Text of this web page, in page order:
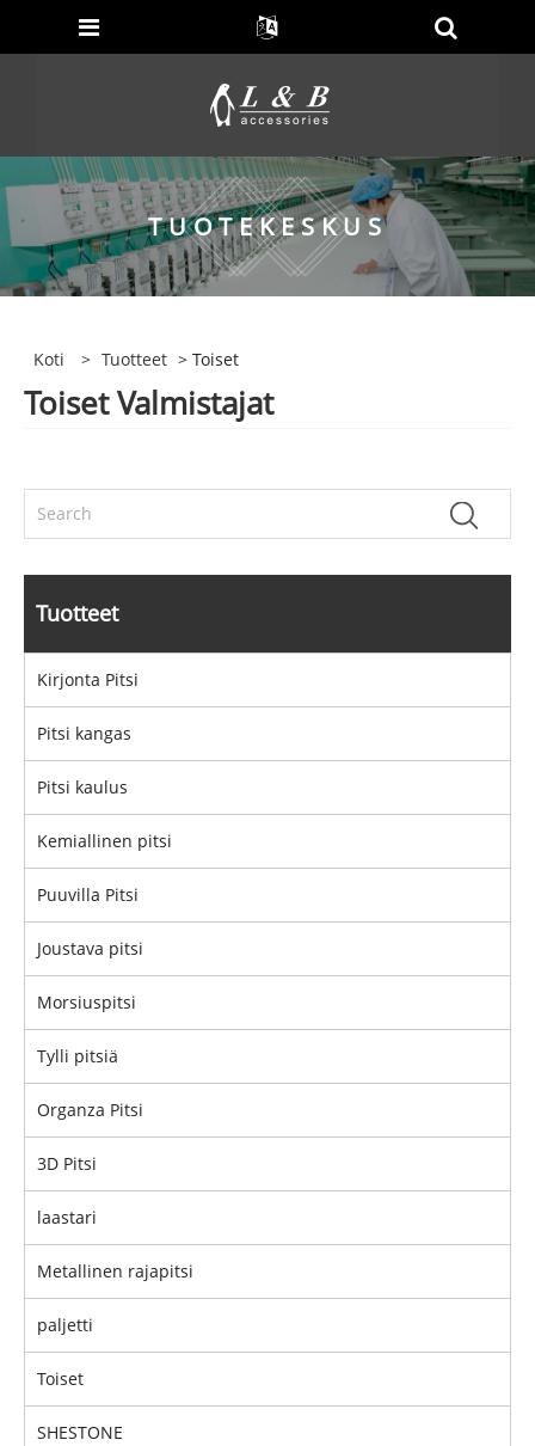
TUOTEKESKUS
Koti > Tuotteet > Toiset
Toiset Valmistajat
Tuotteet
Kirjonta Pitsi
Pitsi kangas
Pitsi kaulus
Kemiallinen pitsi
Puuvilla Pitsi
Joustava pitsi
Morsiuspitsi
Tylli pitsiä
Organza Pitsi
3D Pitsi
laastari
Metallinen rajapitsi
paljetti
Toiset
SHESTONE